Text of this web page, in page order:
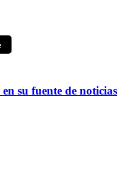
en su fuente de noticias